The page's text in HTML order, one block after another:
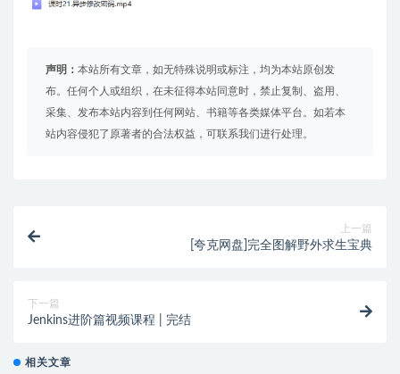
声明： 本站所有文章，如无特殊说明或标注，均为本站原创发
布。任何个人或组织，在未征得本站同意时，禁止复制、盗用、
采集、发布本站内容到任何网站、书籍等各类媒体平台。如若本
站内容侵犯了原著者的合法权益，可联系我们进行处理。
上一篇
[夸克网盘]完全图解野外求生宝典
下一篇
Jenkins进阶篇视频课程 | 完结
相关文章